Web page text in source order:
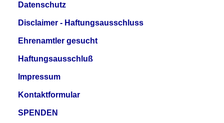
Datenschutz
Disclaimer - Haftungsausschluss
Ehrenamtler gesucht
Haftungsausschluß
Impressum
Kontaktformular
SPENDEN